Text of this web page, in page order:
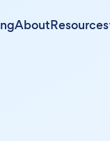
AboutResources